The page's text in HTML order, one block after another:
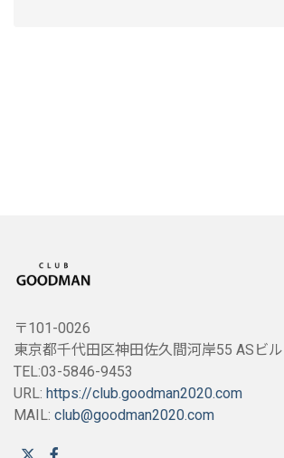
〒101-0026
東京都千代田区神田佐久間河岸55 ASビ
TEL:03-5846-9453
URL: https://club.goodman2020.com
MAIL: club@goodman2020.com